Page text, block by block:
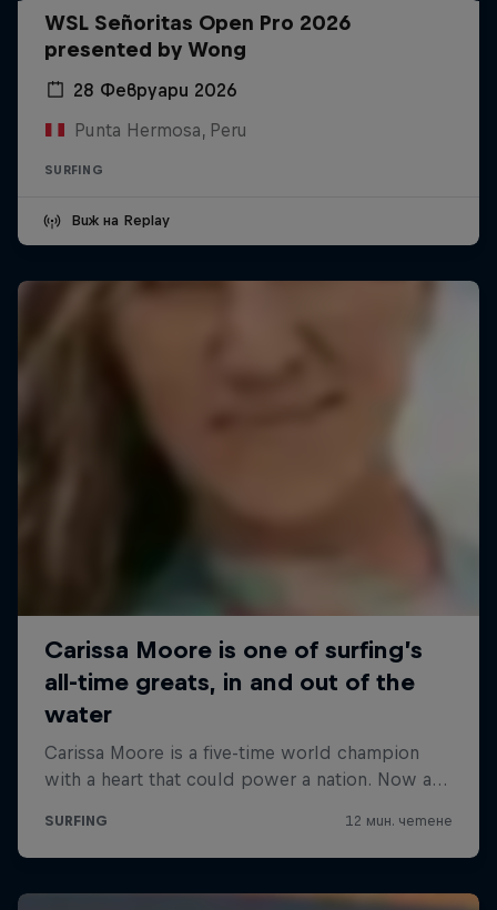
WSL Señoritas Open Pro 2026
presented by Wong
28 Февруари 2026
Punta Hermosa, Peru
SURFING
Виж на Replay